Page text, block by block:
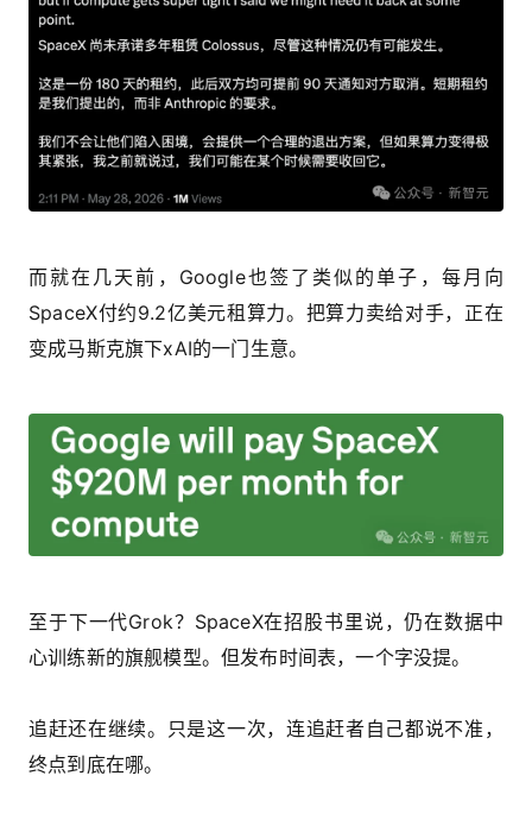
而就在几天前，Google也签了类似的单子，每月向
SpaceX付约9.2亿美元租算力。把算力卖给对手，正在
变成马斯克旗下xAI的一门生意。
至于下一代Grok？SpaceX在招股书里说，仍在数据中
心训练新的旗舰模型。但发布时间表，一个字没提。
追赶还在继续。只是这一次，连追赶者自己都说不准，
终点到底在哪。